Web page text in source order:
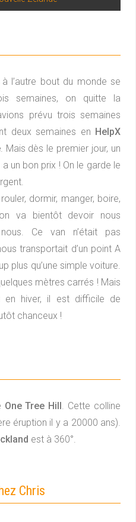
l’autre bout du monde se
semaines, on quitte la
prévu trois semaines
deux semaines en HelpX
. Mais dès le premier jour, un
un bon prix ! On le garde le
dormir, manger, boire,
va bientôt devoir nous
Ce van n’était pas
transportait d’un point A
plus qu’une simple voiture.
mètres carrés ! Mais
hiver, il est difficile de
chanceux !
One Tree Hill. Cette colline
éruption il y a 20000 ans).
est à 360°.
Chris